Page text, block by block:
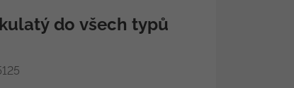
do všech typů